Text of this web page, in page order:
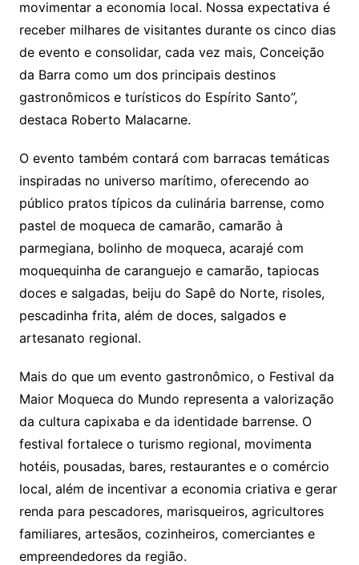
movimentar a economia local. Nossa expectativa é
receber milhares de visitantes durante os cinco dias
de evento e consolidar, cada vez mais, Conceição
da Barra como um dos principais destinos
gastronômicos e turísticos do Espírito Santo”,
destaca Roberto Malacarne.
O evento também contará com barracas temáticas
inspiradas no universo marítimo, oferecendo ao
público pratos típicos da culinária barrense, como
pastel de moqueca de camarão, camarão à
parmegiana, bolinho de moqueca, acarajé com
moquequinha de caranguejo e camarão, tapiocas
doces e salgadas, beiju do Sapê do Norte, risoles,
pescadinha frita, além de doces, salgados e
artesanato regional.
Mais do que um evento gastronômico, o Festival da
Maior Moqueca do Mundo representa a valorização
da cultura capixaba e da identidade barrense. O
festival fortalece o turismo regional, movimenta
hotéis, pousadas, bares, restaurantes e o comércio
local, além de incentivar a economia criativa e gerar
renda para pescadores, marisqueiros, agricultores
familiares, artesãos, cozinheiros, comerciantes e
empreendedores da região.